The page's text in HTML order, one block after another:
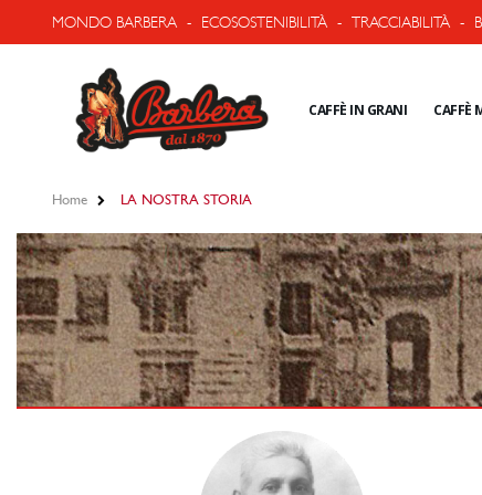
MONDO BARBERA - ECOSOSTENIBILITÀ - TRACCIABILITÀ -
CAFFÈ IN GRANI CAFFÈ
Home LA NOSTRA STORIA